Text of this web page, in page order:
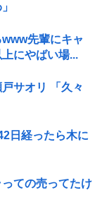
先輩にキャ
にやばい場...
サオリ 「久々
日経ったら木に
ての売ってたけ